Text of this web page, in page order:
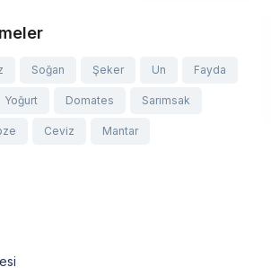
Soğan Şeker Un Fayda
Yoğurt Domates Sarımsak
Ceviz Mantar